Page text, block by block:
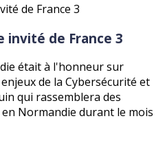
invité de France 3
était à l'honneur sur
de la Cybersécurité et
qui rassemblera des
Normandie durant le mois